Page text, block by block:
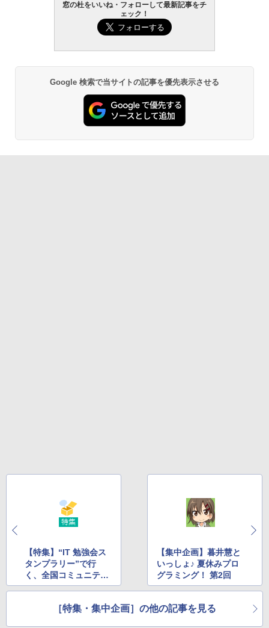
窓の杜をいいね・フォローして最新記事をチ
ェック！
Google 検索で当サイトの記事を優先表示させる
【特集】“IT 勉強会ス
タンプラリー”で行
く、全国コミュニティ
探訪
【集中企画】暮井慧と
いっしょ♪ 夏休みプロ
グラミング！ 第2回
［特集・集中企画］の他の記事を見る